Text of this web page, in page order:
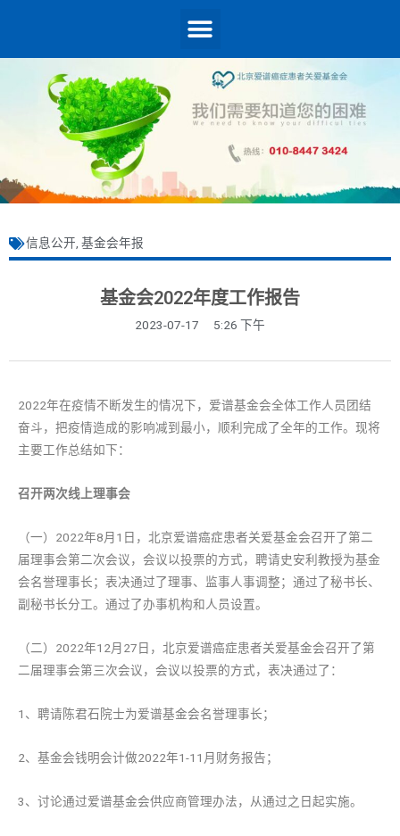
信息公开, 基金会年报
基金会2022年度工作报告
2023-07-17 5:26 下午
2022年在疫情不断发生的情况下，爱谱基金会全体工作人员团结
奋斗，把疫情造成的影响减到最小，顺利完成了全年的工作。现将
主要工作总结如下：
召开两次线上理事会
（一）2022年8月1日，北京爱谱癌症患者关爱基金会召开了第二
届理事会第二次会议，会议以投票的方式，聘请史安利教授为基金
会名誉理事长；表决通过了理事、监事人事调整；通过了秘书长、
副秘书长分工。通过了办事机构和人员设置。
（二）2022年12月27日，北京爱谱癌症患者关爱基金会召开了第
二届理事会第三次会议，会议以投票的方式，表决通过了：
1、聘请陈君石院士为爱谱基金会名誉理事长；
2、基金会钱明会计做2022年1-11月财务报告；
3、讨论通过爱谱基金会供应商管理办法，从通过之日起实施。